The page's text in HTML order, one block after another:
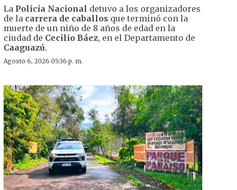
La Policía Nacional detuvo a los organizadores
de la carrera de caballos que terminó con la
muerte de un niño de 8 años de edad en la
ciudad de Cecilio Báez, en el Departamento de
Caaguazú.
Agosto 6, 2026 05:36 p. m.